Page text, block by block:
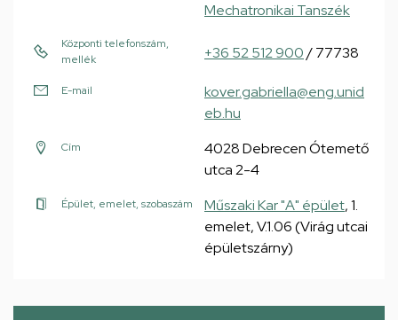
Mechatronikai Tanszék
Központi telefonszám,
mellék
+36 52 512 900/ 77738
E-mail
kover.gabriella@eng.unid
eb.hu
Cím
4028 Debrecen Ótemető
utca 2-4
Épület, emelet, szobaszám Műszaki Kar "A" épület, 1.
emelet, V.1.06 (Virág utcai
épületszárny)